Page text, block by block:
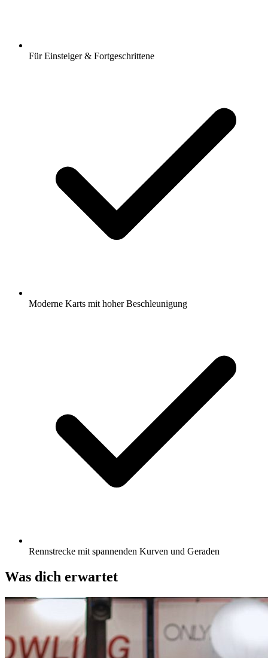
Für Einsteiger & Fortgeschrittene
Moderne Karts mit hoher Beschleunigung
Rennstrecke mit spannenden Kurven und Geraden
Was dich erwartet